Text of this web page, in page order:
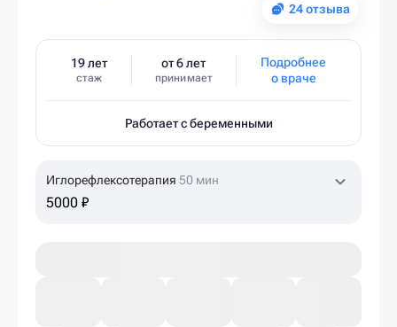
24 отзыва
19 лет
стаж
от 6 лет
принимает
Подробнее
о враче
Работает с беременными
Иглорефлексотерапия 50 мин
5000 ₽